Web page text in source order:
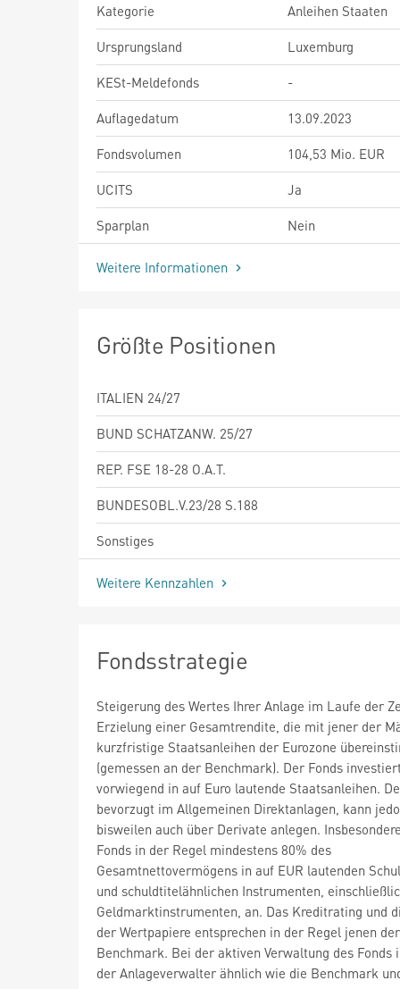
Kategorie
Anleihen Staaten
Ursprungsland
Luxemburg
KESt-Meldefonds
-
Auflagedatum
13.09.2023
Fondsvolumen
104,53 Mio. EUR
UCITS
Ja
Sparplan
Nein
Weitere Informationen
Größte Positionen
ITALIEN 24/27
BUND SCHATZANW. 25/27
REP. FSE 18-28 O.A.T.
BUNDESOBL.V.23/28 S.188
Sonstiges
Weitere Kennzahlen
Fondsstrategie
Steigerung des Wertes Ihrer Anlage im Laufe der
Erzielung einer Gesamtrendite, die mit jener der
kurzfristige Staatsanleihen der Eurozone
(gemessen an der Benchmark). Der Fonds
vorwiegend in auf Euro lautende Staatsanleihen.
bevorzugt im Allgemeinen Direktanlagen, kann
bisweilen auch über Derivate anlegen.
Fonds in der Regel mindestens 80% des
Gesamtnettovermögens in auf EUR lautenden
und schuldtitelähnlichen Instrumenten,
Geldmarktinstrumenten, an. Das Kreditrating und
der Wertpapiere entsprechen in der Regel jenen der
Benchmark. Bei der aktiven Verwaltung des Fonds
der Anlageverwalter ähnlich wie die Benchmark